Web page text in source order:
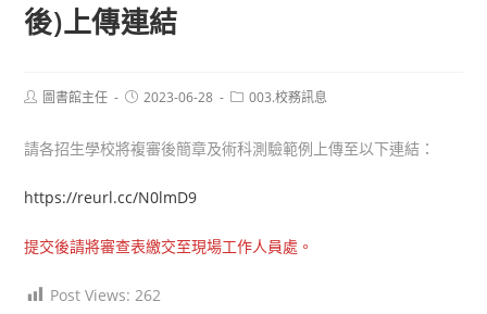
後)上傳連結
Post圖書館主任
Post2023-06-28
Post003.校務訊息
請各招生學校將複審後簡章及術科測驗範例上傳至以下連結：
https://reurl.cc/N0lmD9
提交後請將審查表繳交至現場工作人員處。
Post Views: 262